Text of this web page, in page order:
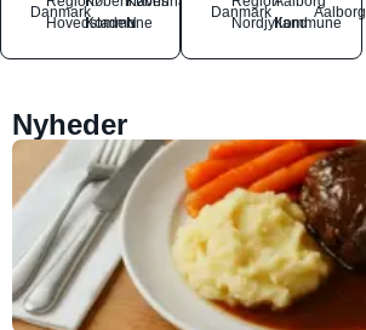
Danmark
Hovedstaden
Kommune
N
Danmark
NordjyllandKommune
Aalborg
Nyheder